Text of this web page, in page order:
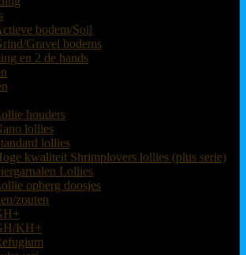
bodem/Soil
Gravel bodems
en 2 de hands
houders
lollies
lollies
kwaliteit Shrimplovers lollies (plus serie)
Lollies
opberg doosjes
zouten
KH+